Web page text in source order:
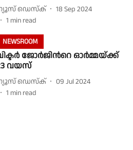
ഡെസ്ക്
18 Sep 2024
1 min read
NEWSROOM
ജോർജിന്‍റെ ഓർമ്മയ്ക്ക്
വയസ്
ഡെസ്ക്
09 Jul 2024
1 min read